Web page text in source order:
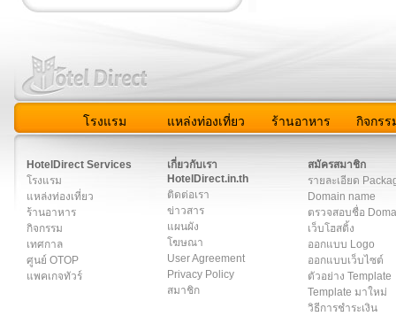
โรงแรม แหล่งท่องเที่ยว ร้านอาหาร กิจกรร
HotelDirect Services
โรงแรม
แหล่งท่องเที่ยว
ร้านอาหาร
กิจกรรม
เทศกาล
ศูนย์ OTOP
แพคเกจทัวร์
เกี่ยวกับเรา
HotelDirect.in.th
ติดต่อเรา
ข่าวสาร
แผนผัง
โฆษณา
User Agreement
Privacy Policy
สมาชิก
สมัครสมาชิก
รายละเอียด
Domain name
ตรวจสอบชื่อ
เว็บโฮสติ้ง
ออกแบบ Logo
ออกแบบเว็บไซต์
ตัวอย่าง Template
Template มาใหม่
วิธีการชำระเงิน